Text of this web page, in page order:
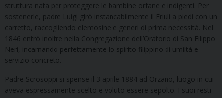
struttura nata per proteggere le bambine orfane e indigenti. Per
sostenerle, padre Luigi girò instancabilmente il Friuli a piedi con un
carretto, raccogliendo elemosine e generi di prima necessità. Nel
1846 entrò inoltre nella Congregazione dell’Oratorio di San Filippo
Neri, incarnando perfettamente lo spirito filippino di umiltà e
servizio concreto.
Padre Scrosoppi si spense il 3 aprile 1884 ad Orzano, luogo in cui
aveva espressamente scelto e voluto essere sepolto. I suoi resti